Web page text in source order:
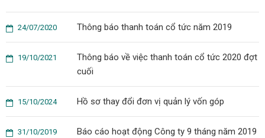
Thông báo thanh toán cổ tức năm 2019
24/07/2020
Thông báo về việc thanh toán cổ tức 2020 đợt
cuối
19/10/2021
Hồ sơ thay đổi đơn vị quản lý vốn góp
15/10/2024
Báo cáo hoạt động Công ty 9 tháng năm 2019
31/10/2019